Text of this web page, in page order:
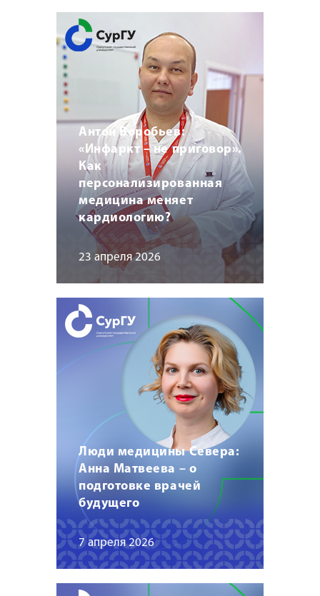
Антон Воробьев:
«Инфаркт – не приговор».
Как
персонализированная
медицина меняет
кардиологию?
23 апреля 2026
Люди медицины Севера:
Анна Матвеева – о
подготовке врачей
будущего
7 апреля 2026